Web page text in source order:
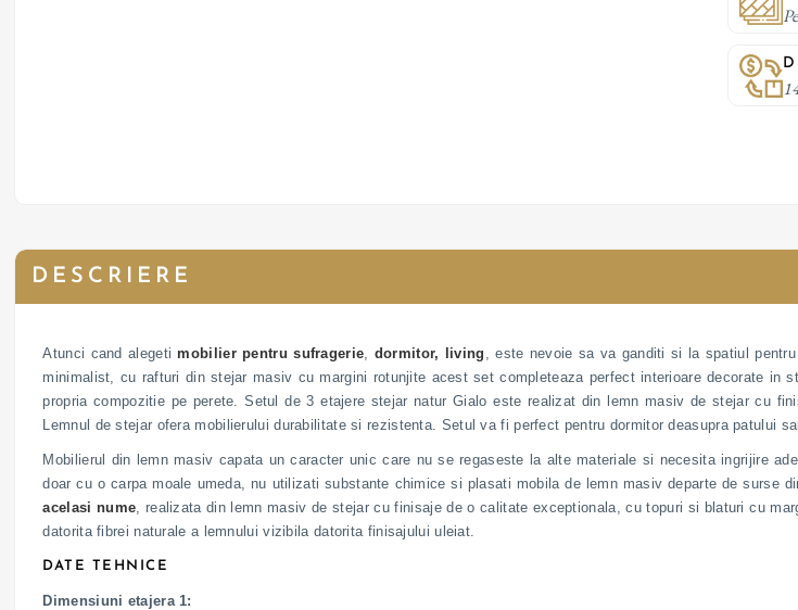
DESCRIERE
Atunci cand alegetimobilier pentru sufragerie, dormitor, living , este nevoie sa va ganditi si la spatiul
minimalist, cu rafturi din stejar masiv cu margini rotunjite acest set completeaza perfect interioare decorate
propria compozitie pe perete. Setul de 3 etajere stejar natur Gialo este realizat din lemn masiv de stejar cu
Lemnul de stejar ofera mobilierului durabilitate si rezistenta. Setul va fi perfect pentru dormitor deasupra patului
Mobilierul din lemn masiv capata un caracter unic care nu se regaseste la alte materiale si necesita ingrijire
doar cu o carpa moale umeda, nu utilizati substante chimice si plasati mobila de lemn masiv departe de surse
acelasi nume, realizata din lemn masiv de stejar cu finisaje de o calitate exceptionala, cu topuri si blaturi cu
datorita fibrei naturale a lemnului vizibila datorita finisajului uleiat.
DATE TEHNICE
Dimensiuni etajera 1: